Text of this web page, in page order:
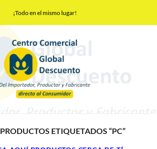
¡Todo en el mismo lugar!
PRODUCTOS ETIQUETADOS “PC”